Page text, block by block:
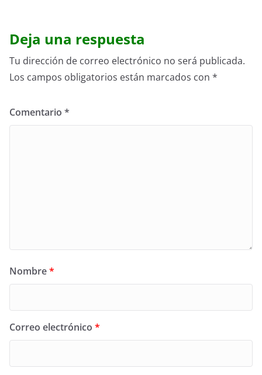
Deja una respuesta
Tu dirección de correo electrónico no será publicada.
Los campos obligatorios están marcados con *
Comentario *
Nombre*
Correo electrónico *